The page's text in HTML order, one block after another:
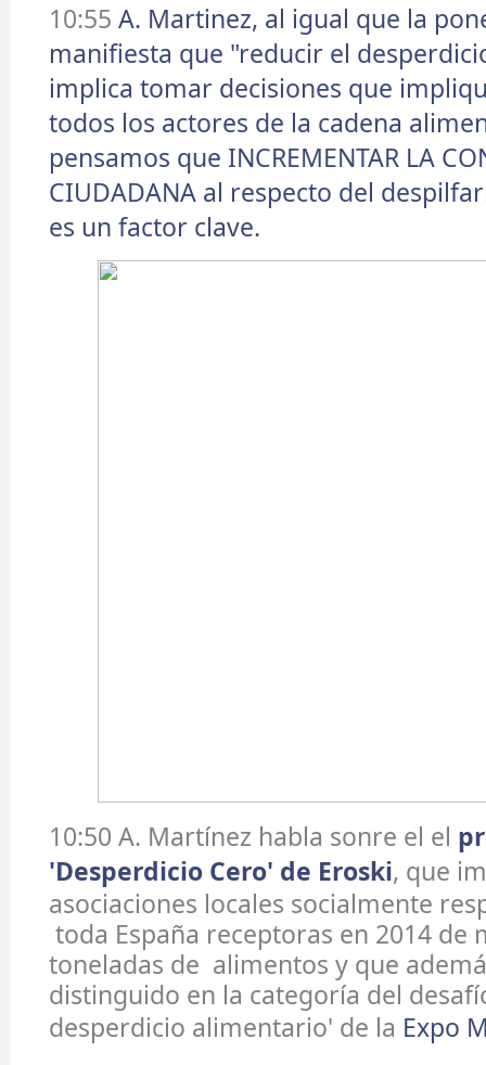
10:55 A. Martinez, al igual que la
manifiesta que "reducir el
implica tomar decisiones que
todos los actores de la cadena
pensamos que INCREMENTAR LA
CIUDADANA al respecto del
es un factor clave.
10:50 A. Martínez habla sonre el el
'Desperdicio Cero' de Eroski, que
asociaciones locales socialmente
toda España receptoras en 2014 de
toneladas de alimentos y que
distinguido en la categoría del
desperdicio alimentario' de la Expo